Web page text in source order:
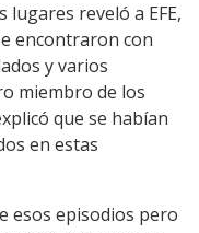
lugares reveló a EFE,
encontraron con
y varios
miembro de los
que se habían
en estas
esos episodios pero